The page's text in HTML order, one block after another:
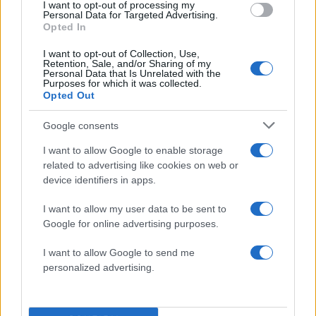
I want to opt-out of processing my
Personal Data for Targeted Advertising.
Opted In
I want to opt-out of Collection, Use,
Retention, Sale, and/or Sharing of my
Personal Data that Is Unrelated with the
Purposes for which it was collected.
Opted Out
Google consents
I want to allow Google to enable storage
related to advertising like cookies on web or
device identifiers in apps.
I want to allow my user data to be sent to
Google for online advertising purposes.
I want to allow Google to send me
personalized advertising.
Όπως επισημαίνει, οι τελετές και οι στέψεις
έχουν τη σημασία τους, όμως η επιτυχημένη
«επίθεση γοητείας» του βασιλιά στην Αμερική
ίσως αποτελεί μία από τις πιο χαρακτηριστικές
στιγμές της βασιλείας του.
Καμία εικόνα δεν αποτυπώνει καλύτερα το κλίμα